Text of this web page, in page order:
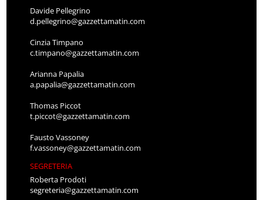
Davide Pellegrino
d.pellegrino@gazzettamatin.com
Cinzia Timpano
c.timpano@gazzettamatin.com
Arianna Papalia
a.papalia@gazzettamatin.com
Thomas Piccot
t.piccot@gazzettamatin.com
Fausto Vassoney
f.vassoney@gazzettamatin.com
SEGRETERIA
Roberta Prodoti
segreteria@gazzettamatin.com